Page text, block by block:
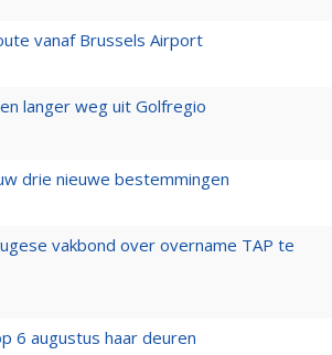
vanaf Brussels Airport
langer weg uit Golfregio
drie nieuwe bestemmingen
vakbond over overname TAP te
6 augustus haar deuren